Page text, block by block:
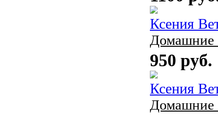
Ксения
Домашние
950 руб.
Ксения
Домашние